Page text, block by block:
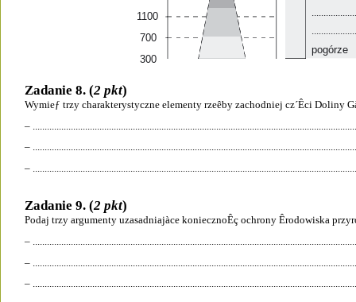
1100
700
300
pogórze
Zadanie 8. (2 pkt)
Wymieƒ trzy charakterystyczne elementy rzeêby zachodniej cz´Êci Doliny
–
–
–
Zadanie 9. (2 pkt)
Podaj trzy argumenty uzasadniajàce koniecznoÊç ochrony Êrodowiska
–
–
–